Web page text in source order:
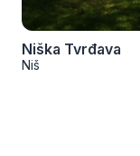
Niška Tvrđava
Niš